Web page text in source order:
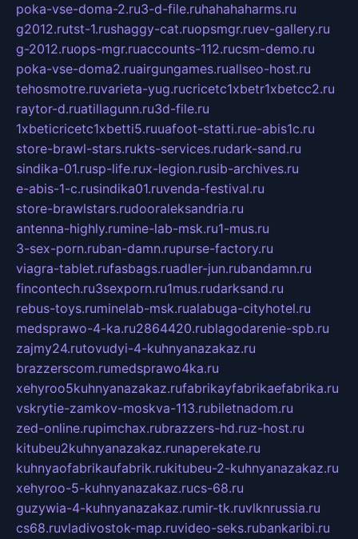
poka-vse-doma-2.ru3-d-file.ruhahahaharms.ru
g2012.rutst-1.rushaggy-cat.ruopsmgr.ruev-gallery.ru
g-2012.ruops-mgr.ruaccounts-112.rucsm-demo.ru
poka-vse-doma2.ruairgungames.ruallseo-host.ru
tehosmotre.ruvarieta-yug.rucricetc1xbetr1xbetcc2.ru
raytor-d.ruatillagunn.ru3d-file.ru
1xbeticricetc1xbetti5.ruuafoot-statti.rue-abis1c.ru
store-brawl-stars.rukts-services.rudark-sand.ru
sindika-01.rusp-life.rux-legion.rusib-archives.ru
e-abis-1-c.rusindika01.ruvenda-festival.ru
store-brawlstars.rudooraleksandria.ru
antenna-highly.rumine-lab-msk.ru1-mus.ru
3-sex-porn.ruban-damn.rupurse-factory.ru
viagra-tablet.rufasbags.ruadler-jun.rubandamn.ru
fincontech.ru3sexporn.ru1mus.rudarksand.ru
rebus-toys.ruminelab-msk.rualabuga-cityhotel.ru
medsprawo-4-ka.ru2864420.rublagodarenie-spb.ru
zajmy24.rutovudyi-4-kuhnyanazakaz.ru
brazzerscom.rumedsprawo4ka.ru
xehyroo5kuhnyanazakaz.rufabrikayfabrikaefabrika.ru
vskrytie-zamkov-moskva-113.rubiletnadom.ru
zed-online.rupimchax.rubrazzers-hd.ruz-host.ru
kitubeu2kuhnyanazakaz.runaperekate.ru
kuhnyaofabrikaufabrik.rukitubeu-2-kuhnyanazakaz.ru
xehyroo-5-kuhnyanazakaz.rucs-68.ru
guzywia-4-kuhnyanazakaz.rumir-tk.ruvlknrussia.ru
cs68.ruvladivostok-map.ruvideo-seks.rubankaribi.ru